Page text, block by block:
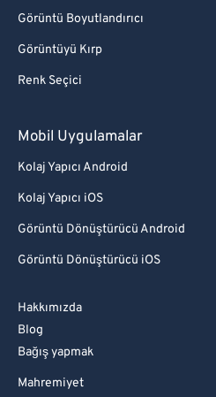
Görüntü Boyutlandırıcı
Görüntüyü Kırp
Renk Seçici
Mobil Uygulamalar
Kolaj Yapıcı Android
Kolaj Yapıcı iOS
Görüntü Dönüştürücü Android
Görüntü Dönüştürücü iOS
Hakkımızda
Blog
Bağış yapmak
Mahremiyet